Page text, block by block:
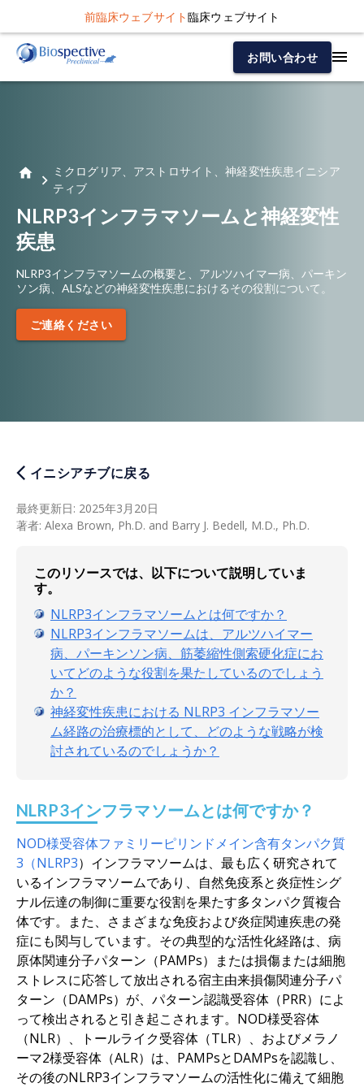
前臨床ウェブサイト臨床ウェブサイト
お問い合わせ
ミクログリア、アストロサイト、神経変性疾患イニシア
ティブ
NLRP3インフラマソームと神経変性
疾患
NLRP3インフラマソームの概要と、アルツハイマー病、パーキン
ソン病、ALSなどの神経変性疾患におけるその役割について。
ご連絡ください
イニシアチブに戻る
最終更新日: 2025年3月20日
著者: Alexa Brown, Ph.D. and Barry J. Bedell, M.D., Ph.D.
このリソースでは、以下について説明していま
す。
NLRP3インフラマソームとは何ですか？
NLRP3インフラマソームは、アルツハイマー
病、パーキンソン病、筋萎縮性側索硬化症にお
いてどのような役割を果たしているのでしょう
か？
神経変性疾患における NLRP3 インフラマソー
ム経路の治療標的として、どのような戦略が検
討されているのでしょうか？
NLRP3インフラマソームとは何ですか？
NOD様受容体ファミリーピリンドメイン含有タンパク質
3（NLRP3）インフラマソームは、最も広く研究されて
いるインフラマソームであり、自然免疫系と炎症性シグ
ナル伝達の制御に重要な役割を果たす多タンパク質複合
体です。また、さまざまな免疫および炎症関連疾患の発
症にも関与しています。その典型的な活性化経路は、病
原体関連分子パターン（PAMPs）または損傷または細胞
ストレスに応答して放出される宿主由来損傷関連分子パ
ターン（DAMPs）が、パターン認識受容体（PRR）によ
って検出されると引き起こされます。NOD様受容体
（NLR）、トールライク受容体（TLR）、およびメラノ
ーマ2様受容体（ALR）は、PAMPsとDAMPsを認識し、
その後のNLRP3インフラマソームの活性化に備えて細胞